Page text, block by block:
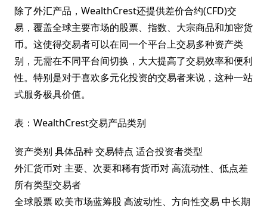
除了外汇产品，WealthCrest还提供差价合约(CFD)交
易，覆盖全球主要市场的股票、指数、大宗商品和加密货
币。这使得交易者可以在同一个平台上交易多种资产类
别，无需在不同平台间切换，大大提高了交易效率和便利
性。特别是对于喜欢多元化投资的交易者来说，这种一站
式服务极具价值。
表：WealthCrest交易产品类别
资产类别 具体品种 交易特点 适合投资者类型
外汇货币对 主要、次要和稀有货币对 高流动性、低点差
所有类型交易者
全球股票 欧美市场蓝筹股 高波动性、方向性交易 中长期